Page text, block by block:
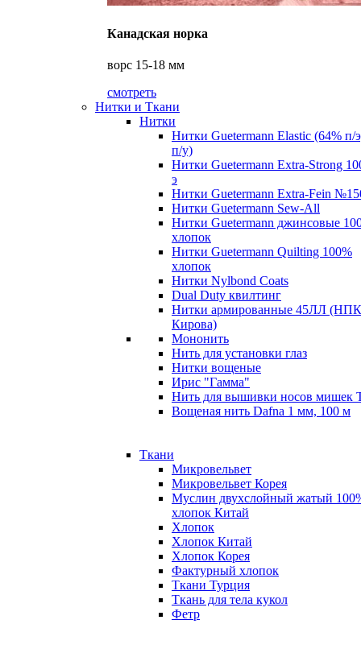
Канадская норка
ворс 15-18 мм
смотреть
Нитки и Ткани
Нитки
Нитки Guetermann Elastic (64% п/
п/у)
Нитки Guetermann Extra-Strong
э
Нитки Guetermann Extra-Fein
Нитки Guetermann Sew-All
Нитки Guetermann джинсовые
хлопок
Нитки Guetermann Quilting 100%
хлопок
Нитки Nylbond Coats
Dual Duty квилтинг
Нитки армированные 45ЛЛ
Кирова)
Мононить
Нить для установки глаз
Нитки вощеные
Ирис "Гамма"
Нить для вышивки носов мишек
Вощеная нить Dafna 1 мм, 100 м
Ткани
Микровельвет
Микровельвет Корея
Муслин двухслойный жатый
хлопок Китай
Хлопок
Хлопок Китай
Хлопок Корея
Фактурный хлопок
Ткани Турция
Ткань для тела кукол
Фетр